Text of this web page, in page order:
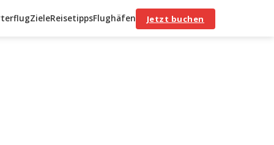
ZieleReisetippsFlughäfen Jetzt buchen